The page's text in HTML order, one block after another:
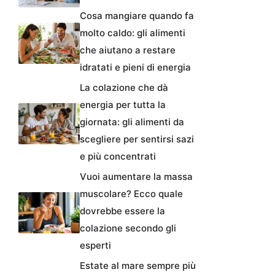
Cosa mangiare quando fa
molto caldo: gli alimenti
che aiutano a restare
idratati e pieni di energia
La colazione che dà
energia per tutta la
giornata: gli alimenti da
scegliere per sentirsi sazi
e più concentrati
Vuoi aumentare la massa
muscolare? Ecco quale
dovrebbe essere la
colazione secondo gli
esperti
Estate al mare sempre più